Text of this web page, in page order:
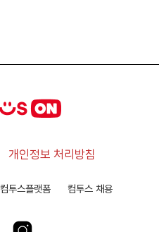
개인정보 처리방침
컴투스플랫폼 컴투스 채용